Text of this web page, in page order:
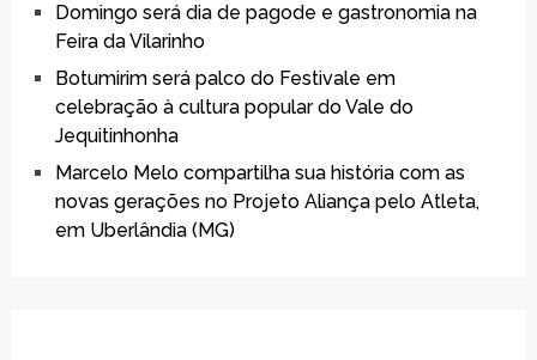
Domingo será dia de pagode e gastronomia na
Feira da Vilarinho
Botumirim será palco do Festivale em
celebração à cultura popular do Vale do
Jequitinhonha
Marcelo Melo compartilha sua história com as
novas gerações no Projeto Aliança pelo Atleta,
em Uberlândia (MG)